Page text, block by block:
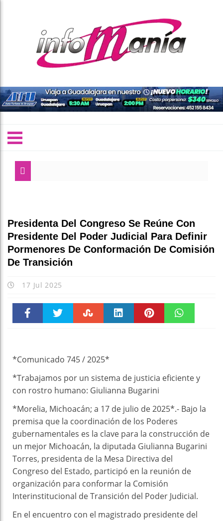
Presidenta Del Congreso Se Reúne Con
Presidente Del Poder Judicial Para Definir
Pormenores De Conformación De Comisión
De Transición
17 Jul 2025
*Comunicado 745 / 2025*
*Trabajamos por un sistema de justicia eficiente y
con rostro humano: Giulianna Bugarini
*Morelia, Michoacán; a 17 de julio de 2025*.- Bajo la
premisa que la coordinación de los Poderes
gubernamentales es la clave para la construcción de
un mejor Michoacán, la diputada Giulianna Bugarini
Torres, presidenta de la Mesa Directiva del
Congreso del Estado, participó en la reunión de
organización para conformar la Comisión
Interinstitucional de Transición del Poder Judicial.
En el encuentro con el magistrado presidente del